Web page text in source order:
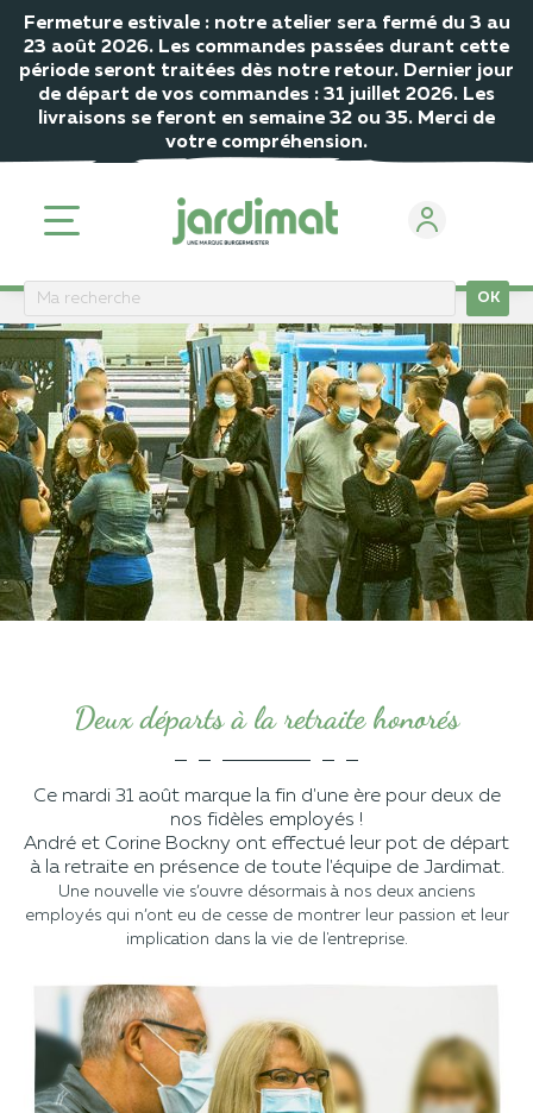
Fermeture estivale : notre atelier sera fermé du 3 au
23 août 2026. Les commandes passées durant cette
période seront traitées dès notre retour. Dernier jour
de départ de vos commandes : 31 juillet 2026. Les
livraisons se feront en semaine 32 ou 35. Merci de
votre compréhension.
OK
ACCUEIL Actualités
Deux départs à la retraite honorés
Ce mardi 31 août marque la fin d'une ère pour deux de
nos fidèles employés !
André et Corine Bockny ont effectué leur pot de départ
à la retraite en présence de toute l'équipe de Jardimat.
Une nouvelle vie s’ouvre désormais à nos deux anciens
employés qui n’ont eu de cesse de montrer leur passion et leur
implication dans la vie de l'entreprise.